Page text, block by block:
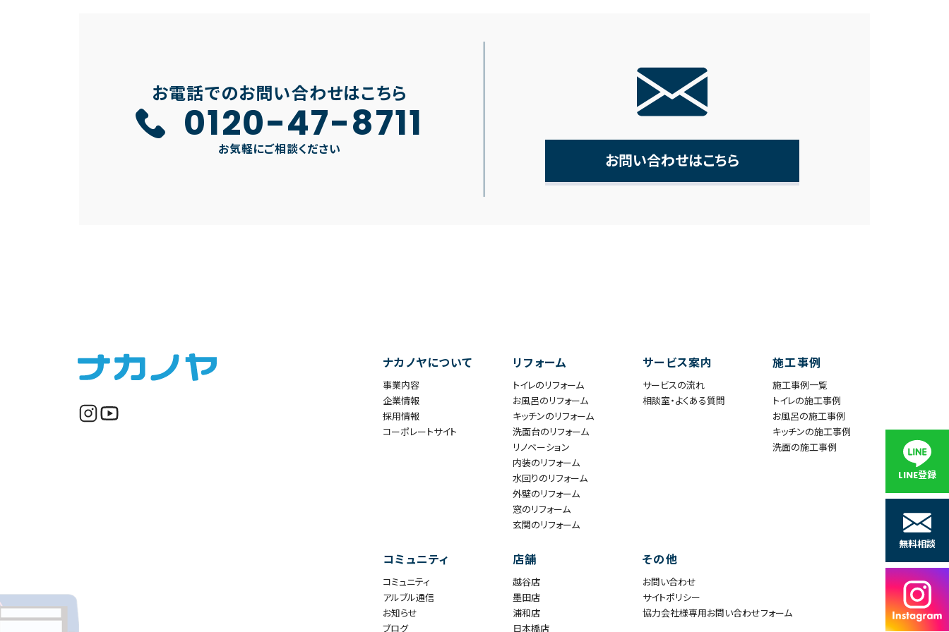
LINE登録
無料相談
お電話でのお問い合わせはこちら
0120-47-8711
お気軽にご相談ください
お問い合わせはこちら
ナカノヤについて
事業内容
企業情報
採用情報
コーポレートサイト
リフォーム
トイレのリフォーム
お風呂のリフォーム
キッチンのリフォーム
洗面台のリフォーム
リノベーション
内装のリフォーム
水回りのリフォーム
外壁のリフォーム
窓のリフォーム
玄関のリフォーム
サービス案内
サービスの流れ
相談室・よくある質問
施工事例
施工事例一覧
トイレの施工事例
お風呂の施工事例
キッチンの施工事例
洗面の施工事例
コミュニティ
コミュニティ
アルブル通信
お知らせ
ブログ
店舗
越谷店
墨田店
浦和店
日本橋店
その他
お問い合わせ
サイトポリシー
協力会社様専用お問い合わせフォーム